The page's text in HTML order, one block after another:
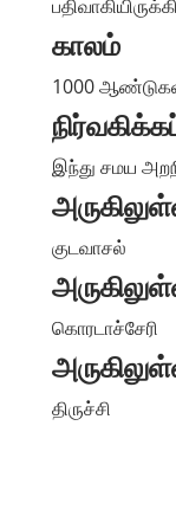
காலம்
1000
இந்து சமய
குடவாசல்
கொரடாச்சேரி
திருச்சி